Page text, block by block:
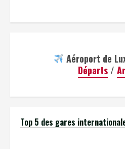
Aéroport de
Départs /
Top 5 des gares